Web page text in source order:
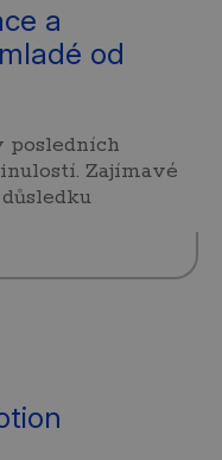
a
od
posledních
Zajímavé